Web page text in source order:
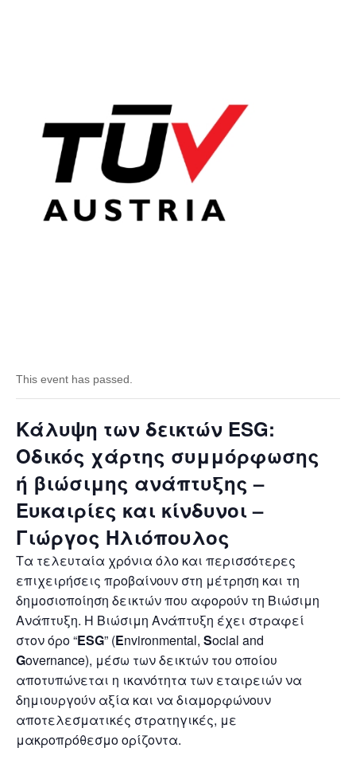
This event has passed.
Κάλυψη των δεικτών ESG:
Οδικός χάρτης συμμόρφωσης
ή βιώσιμης ανάπτυξης –
Ευκαιρίες και κίνδυνοι –
Γιώργος Ηλιόπουλος
Τα τελευταία χρόνια όλο και περισσότερες
επιχειρήσεις προβαίνουν στη μέτρηση και τη
δημοσιοποίηση δεικτών που αφορούν τη Βιώσιμη
Ανάπτυξη. Η Βιώσιμη Ανάπτυξη έχει στραφεί
στον όρο “ESG” (Environmental, Social and
Governance), μέσω των δεικτών του οποίου
αποτυπώνεται η ικανότητα των εταιρειών να
δημιουργούν αξία και να διαμορφώνουν
αποτελεσματικές στρατηγικές, με
μακροπρόθεσμο ορίζοντα.